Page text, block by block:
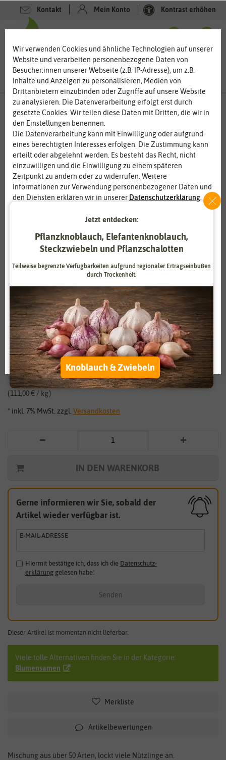
Kontakt Mein Konto Kontrast erhöhen
Vergrößern durch berühren
Wildblumenmischung für Nützlinge
30 m²
9,99 €
*
111,00 € / kg
* inkl. 7% MwSt. zzgl. Versandkosten
IN DEN WARENKORB
Gerne informieren wir Sie, sobald der
Artikel wieder verfügbar ist.
E-MAIL-ADRESSE
Hiermit bestätige ich, dass ich die Daten­schutz­
erklärunggelesen habe.*
Senden
Dieser Artikel ist momentan nicht lieferbar.
Viele tolle Alternativen finden Sie in der Kategorie:
Blumensamen
Merkliste
Artikelbewertungen
Mischung aus über 50 Arten, lockt viele Nützlinge an.
Wir verwenden Cookies und ähnliche Technologien auf unserer
Website und verarbeiten personenbezogene Daten von
Besucher:innen unserer Webseite (z.B. IP-Adresse), um z.B.
Inhalte und Anzeigen zu personalisieren, Medien von
Drittanbietern einzubinden oder Zugriffe auf unsere Website
zu analysieren. Die Datenverarbeitung erfolgt erst durch
gesetzte Cookies. Wir teilen diese Daten mit Dritten, die wir in
den Einstellungen benennen.
Die Datenverarbeitung kann mit Einwilligung oder aufgrund
eines berechtigten Interesses erfolgen. Die Zustimmung kann
erteilt oder abgelehnt werden. Es besteht das Recht, nicht
einzuwilligen und die Einwilligung zu einem späteren
Zeitpunkt zu ändern oder zu widerrufen. Weitere
Informationen zur Verwendung personenbezogener Daten und
den Diensten erklären wir in unserer Daten­schutz­erklärung
Statistik
Zahlungsdienstleister Marketing
Alle akzeptieren
Alle ablehnen
Auswahl akzeptieren
Jetzt entdecken:
Pflanzknoblauch, Elefantenknoblauch,
Steckzwiebeln und Pflanzschalotten
Teilweise begrenzte Verfügbarkeiten aufgrund regionaler Ertragseinbußen
durch Trockenheit.
Knoblauch & Zwiebeln